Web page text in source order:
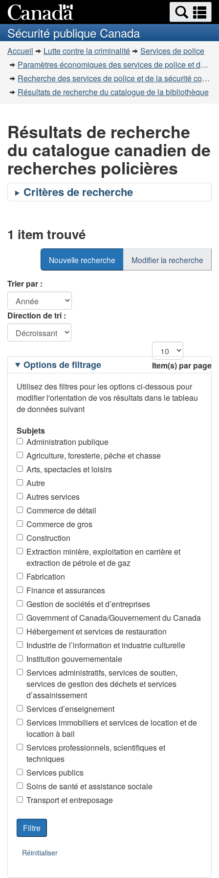
au
contenu
principal
à
la
version
HTML
simplifiée
Recherche
et
menus
et
Sécurité publique Canada
Vous
êtes
ici
Accueil Lutte contre la criminalité
Services de police
Paramètres économiques des services de police et de la sécurité communautaire
Recherche des services de police et de la sécurité communautaire
Résultats de recherche du catalogue de la bibliothèque
Résultats de recherche
du catalogue canadien de
recherches policières
1 item trouvé
Nouvelle recherche Modifier la recherche
Trier par :
Direction de tri :
Item(s) par page
Filtrage
desOptions de filtrage
Utilisez des filtres pour les options ci-dessous pour
modifier l'orientation de vos résultats dans le tableau
de données suivant
Subjets
Administration publique
Agriculture, foresterie, pêche et chasse
Arts, spectacles et loisirs
Autre
Autres services
Commerce de détail
Commerce de gros
Construction
Extraction minière, exploitation en carrière et
extraction de pétrole et de gaz
Fabrication
Finance et assurances
Gestion de sociétés et d’entreprises
Government of Canada/Gouvernement du Canada
Hébergement et services de restauration
Industrie de l’information et industrie culturelle
Institution gouvernementale
Services administratifs, services de soutien,
services de gestion des déchets et services
d’assainissement
Services d’enseignement
Services immobiliers et services de location et de
location à bail
Services professionnels, scientifiques et
techniques
Services publics
Soins de santé et assistance sociale
Transport et entreposage